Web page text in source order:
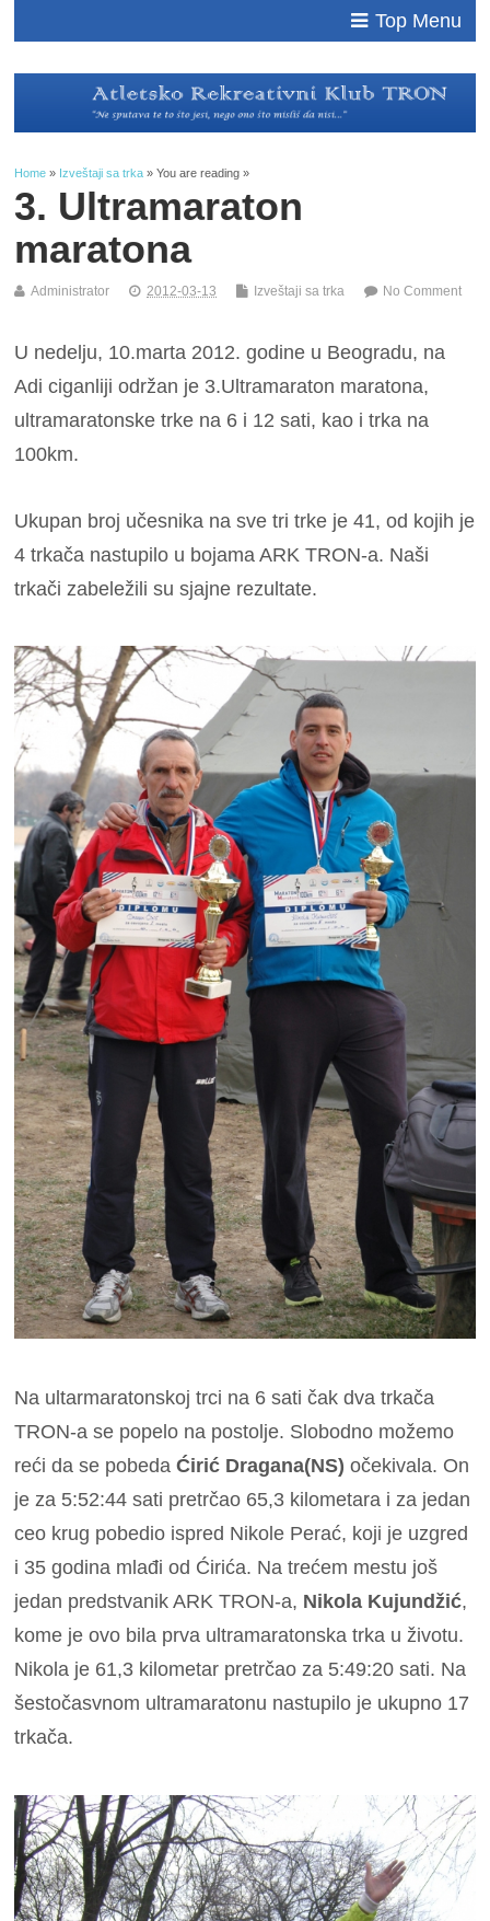
Top Menu
Home » Izveštaji sa trka » You are reading »
3. Ultramaraton
maratona
Administrator 2012-03-13 Izveštaji sa trka No Comment
U nedelju, 10.marta 2012. godine u Beogradu, na
Adi ciganliji održan je 3.Ultramaraton maratona,
ultramaratonske trke na 6 i 12 sati, kao i trka na
100km.
Ukupan broj učesnika na sve tri trke je 41, od kojih je
4 trkača nastupilo u bojama ARK TRON-a. Naši
trkači zabeležili su sjajne rezultate.
Na ultarmaratonskoj trci na 6 sati čak dva trkača
TRON-a se popelo na postolje. Slobodno možemo
reći da se pobedaĆirić Dragana(NS) očekivala. On
je za 5:52:44 sati pretrčao 65,3 kilometara i za jedan
ceo krug pobedio ispred Nikole Perać, koji je uzgred
i 35 godina mlađi od Ćirića. Na trećem mestu još
jedan predstvanik ARK TRON-a, Nikola Kujundžić,
kome je ovo bila prva ultramaratonska trka u životu.
Nikola je 61,3 kilometar pretrčao za 5:49:20 sati. Na
šestočasvnom ultramaratonu nastupilo je ukupno 17
trkača.